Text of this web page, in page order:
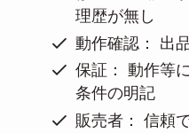
理歴が無し
動作確認： 出
保証： 動作等
条件の明記
販売者： 信頼